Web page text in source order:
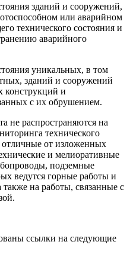
зданий и сооружений,
или аварийном
технического состояния и
аварийного
уникальных, в том
зданий и сооружений
конструкций и
с их обрушением.
не распространяются на
технического
от изложенных
и мелиоративные
подземные
ведутся горные работы и
на работы, связанные с
ссылки на следующие